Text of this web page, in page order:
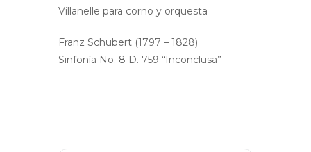
Villanelle para corno y orquesta
Franz Schubert (1797 – 1828)
Sinfonía No. 8 D. 759 “Inconclusa”